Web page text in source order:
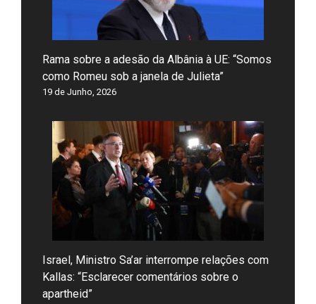
Rama sobre a adesão da Albânia à UE: “Somos
como Romeu sob a janela de Julieta”
19 de Junho, 2026
Israel, Ministro Sa’ar interrompe relações com
Kallas: “Esclarecer comentários sobre o
apartheid”